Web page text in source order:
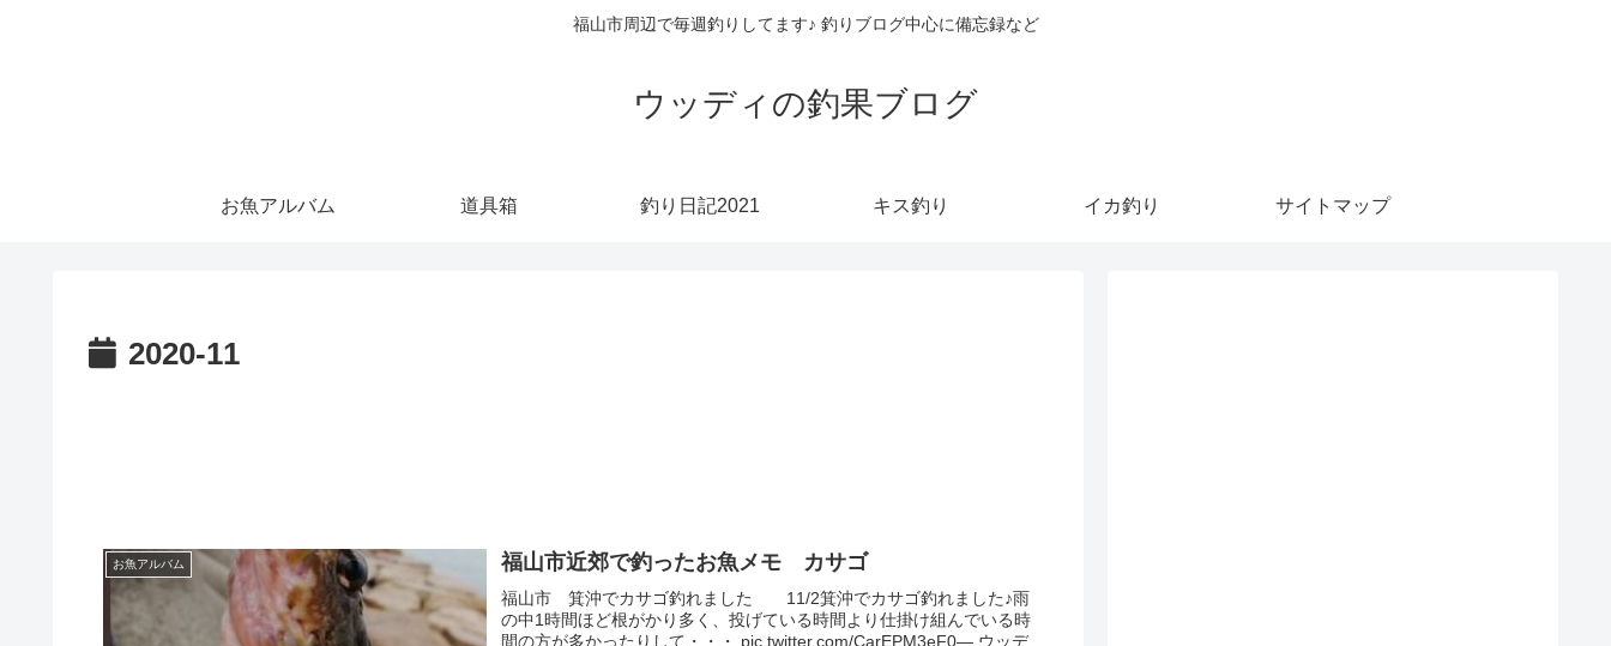
福山市周辺で毎週釣りしてます♪ 釣りブログ中心に備忘録など
ウッディの釣果ブログ
お魚アルバム 道具箱 釣り日記2021 キス釣り イカ釣り サイトマップ
2020-11
お魚アルバム 福山市近郊で釣ったお魚メモ カサゴ
福山市 箕沖でカサゴ釣れました 11/2箕沖でカサゴ釣れました♪雨
の中1時間ほど根がかり多く、投げている時間より仕掛け組んでいる時
間の方が多かったりして・・・ pic.twitter.com/CarEPM3eF0— ウッデ